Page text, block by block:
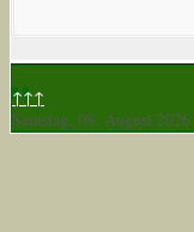
↑↑↑
Samstag, 08. August 2026